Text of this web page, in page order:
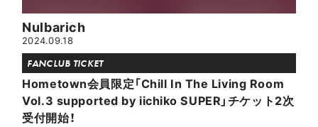
Nulbarich
2024.09.18
FANCLUB TICKET
Hometown会員限定「Chill In The Living Room
Vol.3 supported by iichiko SUPER」チケット2次
受付開始！